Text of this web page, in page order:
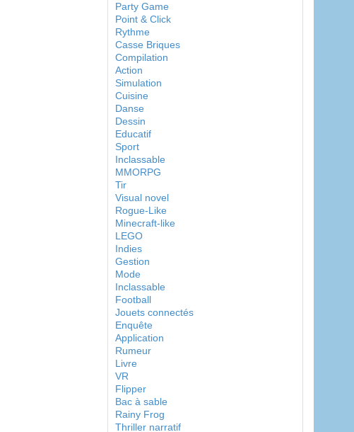
Party Game
Point & Click
Rythme
Casse Briques
Compilation
Action
Simulation
Cuisine
Danse
Dessin
Educatif
Sport
Inclassable
MMORPG
Tir
Visual novel
Rogue-Like
Minecraft-like
LEGO
Indies
Gestion
Mode
Inclassable
Football
Jouets connectés
Enquête
Application
Rumeur
Livre
VR
Flipper
Bac à sable
Rainy Frog
Thriller narratif